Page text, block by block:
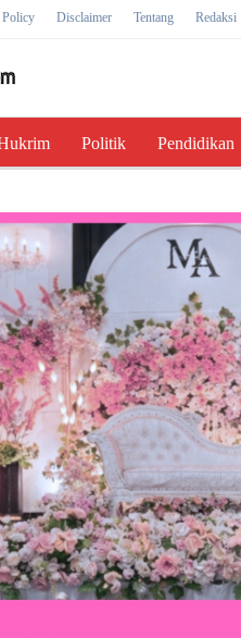
Disclaimer Tentang Redaksi
Politik Pendidikan